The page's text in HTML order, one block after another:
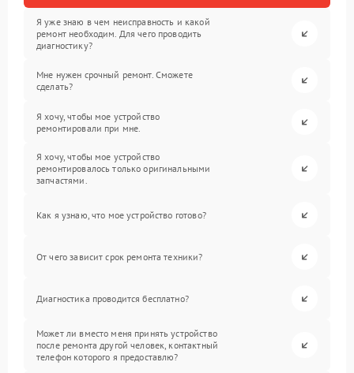
Я уже знаю в чем неисправность и какой
ремонт необходим. Для чего проводить
диагностику?
Мне нужен срочный ремонт. Сможете
сделать?
Я хочу, чтобы мое устройство
ремонтировали при мне.
Я хочу, чтобы мое устройство
ремонтировалось только оригинальными
запчастями.
Как я узнаю, что мое устройство готово?
От чего зависит срок ремонта техники?
Диагностика проводится бесплатно?
Может ли вместо меня принять устройство
после ремонта другой человек, контактный
телефон которого я предоставлю?